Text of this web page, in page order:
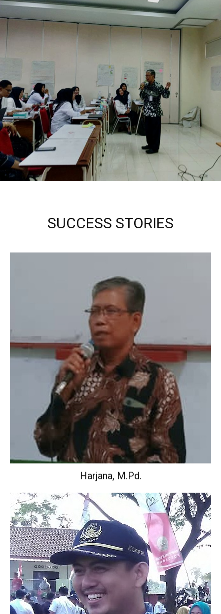
SUCCESS STORIES
Kepala Sekolah
Harjana, M.Pd.
Wakil Kepala Sekolah Urusan Kurikulum.